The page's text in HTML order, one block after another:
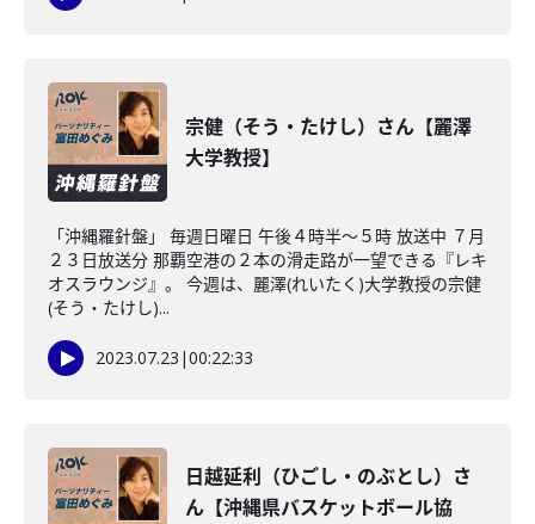
宗健（そう・たけし）さん【麗澤
大学教授】
「沖縄羅針盤」 毎週日曜日 午後４時半～５時 放送中 ７月
２３日放送分 那覇空港の２本の滑走路が一望できる『レキ
オスラウンジ』。 今週は、麗澤(れいたく)大学教授の宗健
(そう・たけし)...
2023.07.23 |00:22:33
日越延利（ひごし・のぶとし）さ
ん【沖縄県バスケットボール協